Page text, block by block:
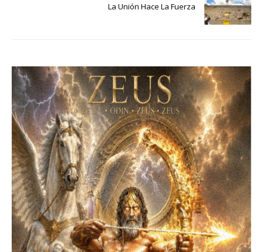
La Unión Hace La Fuerza